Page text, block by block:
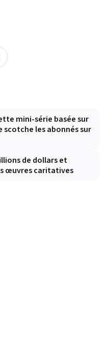
mini-série basée sur
les abonnés sur
de dollars et
œuvres caritatives